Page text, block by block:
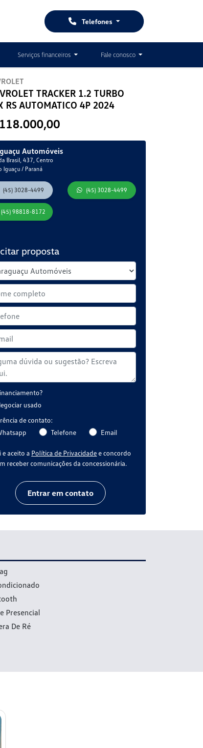
Telefones
Serviços financeiros Fale conosco
TRACKER 1.2 TURBO
RS AUTOMATICO 4P 2024
Automóveis
Brasil, 437, Centro
Iguaçu / Paraná
(45) 3028-4499 (45) 3028-4499
(45) 98818-8172
proposta
usado
de contato:
Telefone Email
e aceito a Política de Privacidadee concordo
receber comunicações da concessionária.
Entrar em contato
Presencial
De Ré